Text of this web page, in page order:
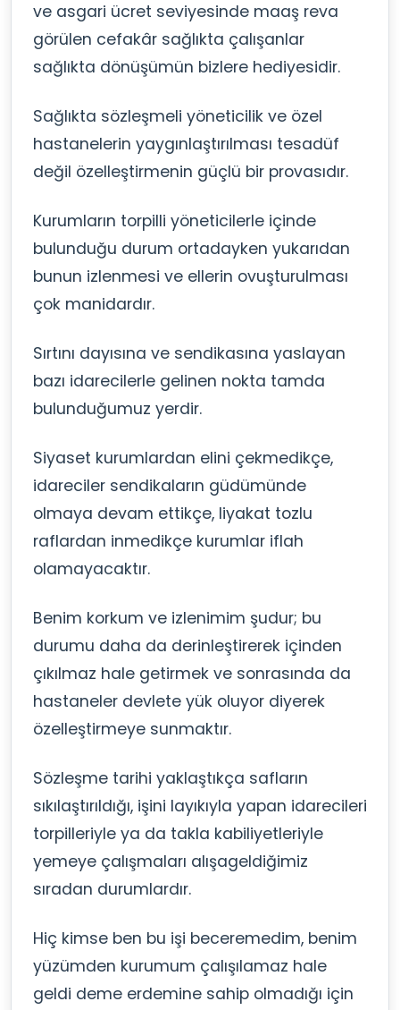
ve asgari ücret seviyesinde maaş reva
görülen cefakâr sağlıkta çalışanlar
sağlıkta dönüşümün bizlere hediyesidir.
Sağlıkta sözleşmeli yöneticilik ve özel
hastanelerin yaygınlaştırılması tesadüf
değil özelleştirmenin güçlü bir provasıdır.
Kurumların torpilli yöneticilerle içinde
bulunduğu durum ortadayken yukarıdan
bunun izlenmesi ve ellerin ovuşturulması
çok manidardır.
Sırtını dayısına ve sendikasına yaslayan
bazı idarecilerle gelinen nokta tamda
bulunduğumuz yerdir.
Siyaset kurumlardan elini çekmedikçe,
idareciler sendikaların güdümünde
olmaya devam ettikçe, liyakat tozlu
raflardan inmedikçe kurumlar iflah
olamayacaktır.
Benim korkum ve izlenimim şudur; bu
durumu daha da derinleştirerek içinden
çıkılmaz hale getirmek ve sonrasında da
hastaneler devlete yük oluyor diyerek
özelleştirmeye sunmaktır.
Sözleşme tarihi yaklaştıkça safların
sıkılaştırıldığı, işini layıkıyla yapan idarecileri
torpilleriyle ya da takla kabiliyetleriyle
yemeye çalışmaları alışageldiğimiz
sıradan durumlardır.
Hiç kimse ben bu işi beceremedim, benim
yüzümden kurumum çalışılamaz hale
geldi deme erdemine sahip olmadığı için